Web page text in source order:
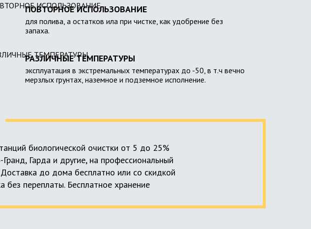
ПОВТОРНОЕ ИСПОЛЬЗОВАНИЕ
для полива, а остатков ила при чистке, как удобрение без
запаха.
РАЗЛИЧНЫЕ ТЕМПЕРАТУРЫ
эксплуатация в экстремальных температурах до -50, в т.ч вечно
мерзлых грунтах, наземное и подземное исполнение.
биологической очистки от 5 до 25%
Гарда и другие, на профессиональный
до дома бесплатно или со скидкой
без переплаты. Бесплатное хранение